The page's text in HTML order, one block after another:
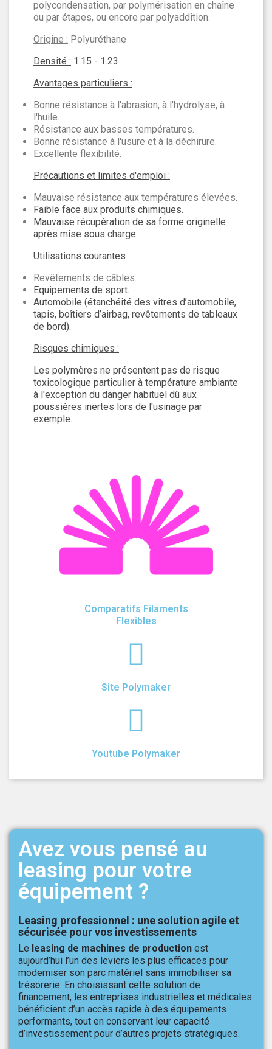
polycondensation, par polymérisation en chaîne
ou par étapes, ou encore par polyaddition.
Origine : Polyuréthane
Densité : 1.15 - 1.23
Avantages particuliers :
Bonne résistance à l'abrasion, à l'hydrolyse, à
l'huile.
Résistance aux basses températures.
Bonne résistance à l'usure et à la déchirure.
Excellente flexibilité.
Précautions et limites d'emploi :
Mauvaise résistance aux températures élevées.
Faible face aux produits chimiques.
Mauvaise récupération de sa forme originelle
après mise sous charge.
Utilisations courantes :
Revêtements de câbles.
Equipements de sport.
Automobile (étanchéité des vitres d’automobile,
tapis, boîtiers d’airbag, revêtements de tableaux
de bord).
Risques chimiques :
Les polymères ne présentent pas de risque
toxicologique particulier à température ambiante
à l'exception du danger habituel dû aux
poussières inertes lors de l'usinage par
exemple.
Comparatifs Filaments
Flexibles
Site Polymaker
Youtube Polymaker
Avez vous pensé au
leasing pour votre
équipement ?
Leasing professionnel : une solution agile et
sécurisée pour vos investissements
Le leasing de machines de production est
aujourd’hui l’un des leviers les plus efficaces pour
moderniser son parc matériel sans immobiliser sa
trésorerie. En choisissant cette solution de
financement, les entreprises industrielles et médicales
bénéficient d’un accès rapide à des équipements
performants, tout en conservant leur capacité
d’investissement pour d’autres projets stratégiques.